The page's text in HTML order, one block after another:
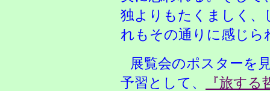
独よりもたくましく、
れもその通りに感じら
展覧会のポスターを
予習として、
『旅す